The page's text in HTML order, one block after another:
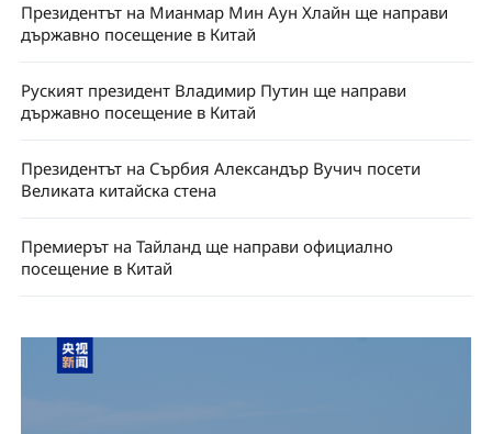
Президентът на Мианмар Мин Аун Хлайн ще направи
държавно посещение в Китай
Руският президент Владимир Путин ще направи
държавно посещение в Китай
Президентът на Сърбия Александър Вучич посети
Великата китайска стена
Премиерът на Тайланд ще направи официално
посещение в Китай